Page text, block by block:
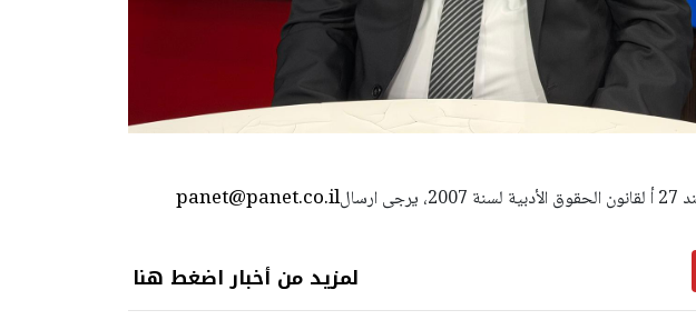
panet@panet.co.ilاستعمال المضامين بموجب بند 27 أ لقانون الحقوق الأدبية لسنة 2007، يرجى ارسال
لمزيد من أخبار اضغط هنا